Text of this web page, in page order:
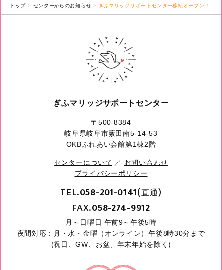
トップ センターからのお知らせ ぎふマリッジサポートセンター移転オープン！
ぎふマリッジサポートセンター
〒500-8384
岐阜県岐阜市薮田南5-14-53
OKBふれあい会館第1棟2階
センターについて ／ お問い合わせ
プライバシーポリシー
TEL.058-201-0141(直通)
FAX.058-274-9912
月～日曜日 午前9～午後5時
夜間対応：月・水・金曜（オンライン）午後8時30分まで
(祝日、GW、お盆、年末年始を除く)